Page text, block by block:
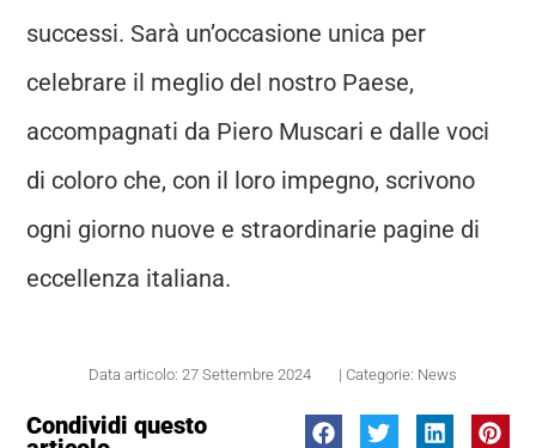
successi. Sarà un’occasione unica per
celebrare il meglio del nostro Paese,
accompagnati da Piero Muscari e dalle voci
di coloro che, con il loro impegno, scrivono
ogni giorno nuove e straordinarie pagine di
eccellenza italiana.
Data articolo: 27 Settembre 2024 | Categorie: News
Condividi questo